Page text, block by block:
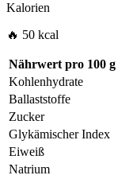
Kalorien
🔥 50 kcal
Nährwert pro 100 g
Kohlenhydrate
Ballaststoffe
Zucker
Glykämischer Index
Eiweiß
Natrium